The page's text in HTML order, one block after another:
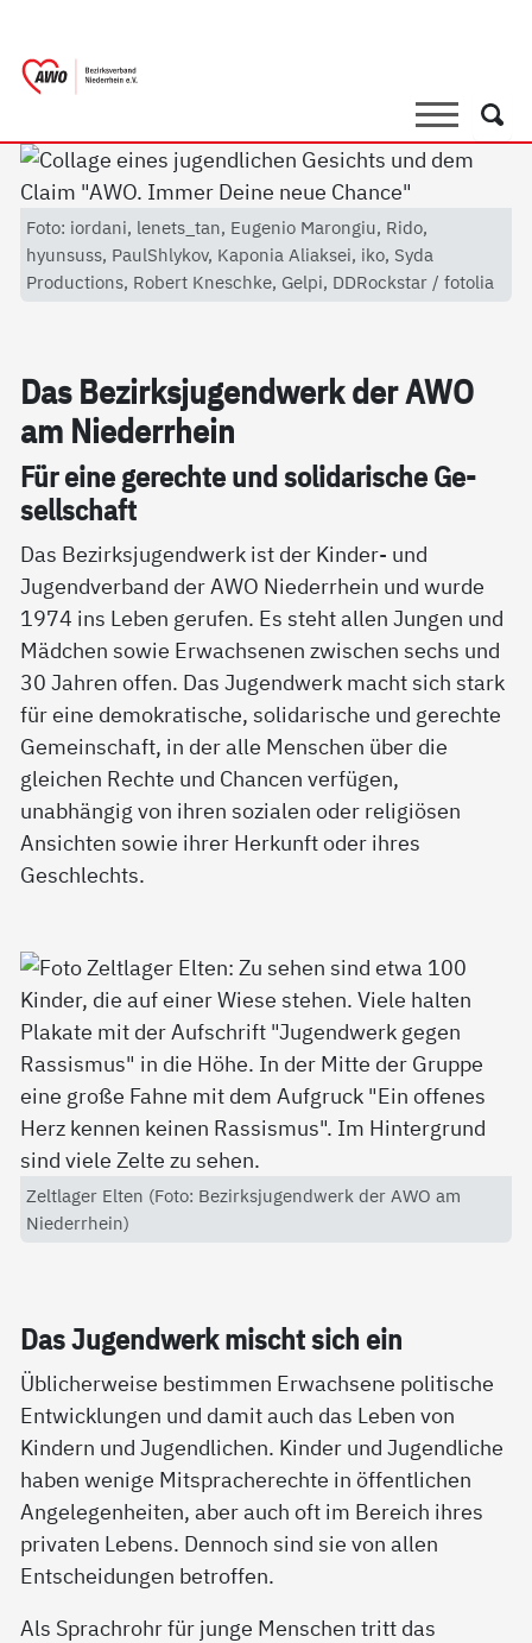
SucheSuche
Foto: iordani, lenets_tan, Eugenio Marongiu, Rido,
hyunsuss, PaulShlykov, Kaponia Aliaksei, iko, Syda
Productions, Robert Kneschke, Gelpi, DDRockstar / fotolia
Das Be­zirks­ju­gend­werk der AWO
am Nie­der­r­hein
Für ei­ne ge­rech­te und so­li­da­ri­sche Ge­
sell­schaft
Das Bezirksjugendwerk ist der Kinder- und
Jugendverband der AWO Niederrhein und wurde
1974 ins Leben gerufen. Es steht allen Jungen und
Mädchen sowie Erwachsenen zwischen sechs und
30 Jahren offen. Das Jugendwerk macht sich stark
für eine demokratische, solidarische und gerechte
Gemeinschaft, in der alle Menschen über die
gleichen Rechte und Chancen verfügen,
unabhängig von ihren sozialen oder religiösen
Ansichten sowie ihrer Herkunft oder ihres
Geschlechts.
Zeltlager Elten (Foto: Bezirksjugendwerk der AWO am
Niederrhein)
Das Ju­gend­werk mischt sich ein
Üblicherweise bestimmen Erwachsene politische
Entwicklungen und damit auch das Leben von
Kindern und Jugendlichen. Kinder und Jugendliche
haben wenige Mitspracherechte in öffentlichen
Angelegenheiten, aber auch oft im Bereich ihres
privaten Lebens. Dennoch sind sie von allen
Entscheidungen betroffen.
Als Sprachrohr für junge Menschen tritt das